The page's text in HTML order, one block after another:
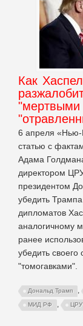
Как
"мертвыми
6 апреля «Нью-
статью с
Адама
директором
президентом
убедить
дипломатов
аналогичному
ранее
убедить своего
"томогавками".
Дональд Трамп ,
МИД РФ , ЦРУ